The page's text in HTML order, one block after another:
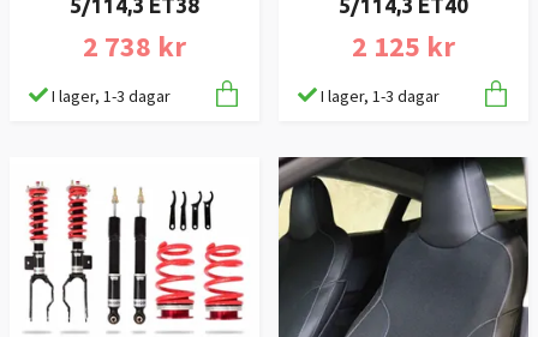
5/114,3 ET38
2 738 kr
I lager, 1-3 dagar
5/114,3 ET40
2 125 kr
I lager, 1-3 dagar